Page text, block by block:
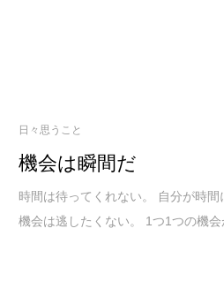
日々思うこと
機会は瞬間だ
時間は待ってくれない。 自分が時
機会は逃したくない。 1つ1つの機会